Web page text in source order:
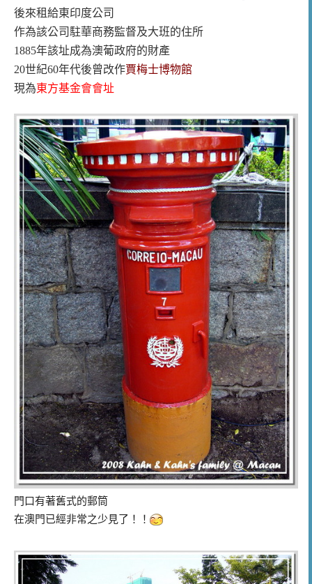
後來租給東印度公司
作為該公司駐華商務監督及大班的住所
1885年該址成為澳葡政府的財產
20世紀60年代後曾改作賈梅士博物館
現為東方基金會會址
門口有著舊式的郵筒
在澳門已經非常之少見了！！